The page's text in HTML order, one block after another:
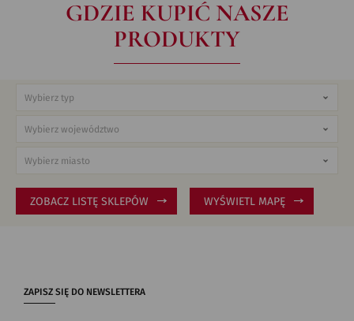
GDZIE KUPIĆ NASZE
PRODUKTY
ZOBACZ LISTĘ SKLEPÓW WYŚWIETL MAPĘ
ZAPISZ SIĘ DO NEWSLETTERA